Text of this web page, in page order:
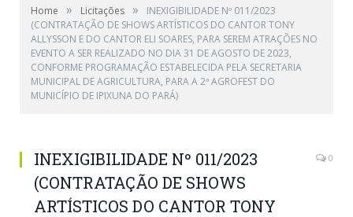
Home » Licitações »
INEXIGIBILIDADE Nº 011/2023
(CONTRATAÇÃO DE SHOWS ARTÍSTICOS DO CANTOR TONY
ALLYSSON E DO CANTOR ELI SOARES, PARA SEREM ATRAÇÕES NO
EVENTO A SER REALIZADO NO DIA 31 DE AGOSTO DE 2023,
CONFORME PROGRAMAÇÃO ESTABELECIDA PELA SECRETARIA
MUNICIPAL DE AGRICULTURA, PARA A 2ª AGROFEST DO
MUNICÍPIO DE IPIXUNA DO PARÁ)
INEXIGIBILIDADE Nº 011/2023
(CONTRATAÇÃO DE SHOWS
ARTÍSTICOS DO CANTOR TONY
0